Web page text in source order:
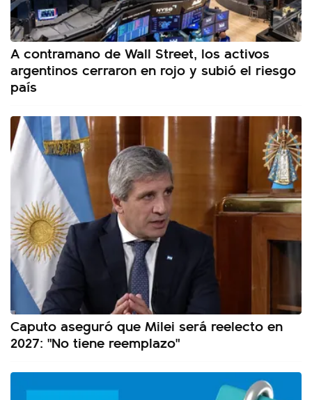
A contramano de Wall Street, los activos
argentinos cerraron en rojo y subió el riesgo
país
Caputo aseguró que Milei será reelecto en
2027: "No tiene reemplazo"